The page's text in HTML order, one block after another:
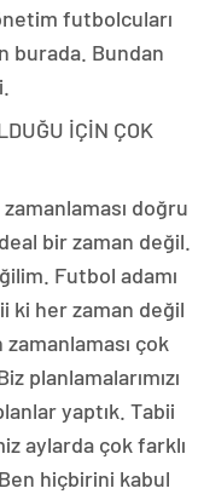
futbolcuları
burada. Bundan
İÇİN ÇOK
zamanlaması doğru
bir zaman değil.
Futbol adamı
ki her zaman değil
çok
planlamalarımızı
yaptık. Tabii
aylarda çok farklı
hiçbirini kabul